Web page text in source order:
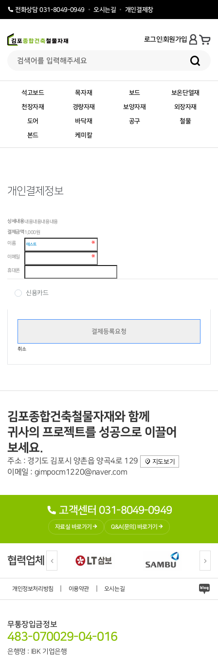
전화상담 031-8049-0949 오시는길 개인결제창
로그인회원가입
석고보드 목자재 보드 보온단열재
천장자재 경량자재 보양자재 외장자재
도어 바닥재 공구 철물
본드 케미칼
개인결제정보
상세내용내용내용내용내용
결제금액 1,000원
이름
이메일
휴대폰
신용카드
취소
김포종합건축철물자재와 함께
귀사의 프로젝트를 성공으로 이끌어
보세요.
주소 : 경기도 김포시 양촌읍 양곡4로 129 지도보기
이메일 : gimpocm1220@naver.com
고객센터 031-8049-0949
자료실 바로가기 Q&A(문의) 바로가기
협력업체
개인정보처리방침 이용약관 오시는길
무통장입금정보
483-070029-04-016
은행명 : IBK 기업은행